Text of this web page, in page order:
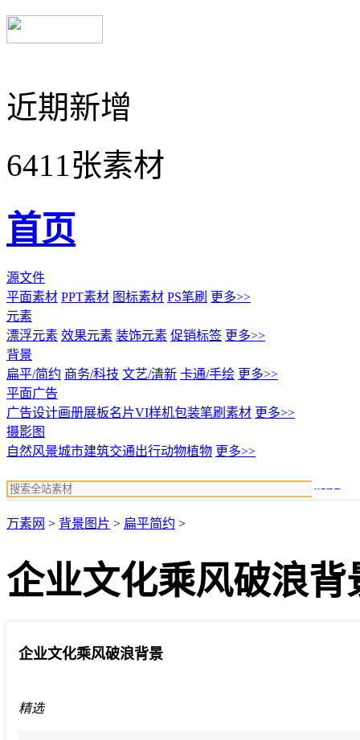
近期新增
6411张素材
首页
源文件
平面素材 PPT素材 图标素材 PS笔刷 更多>>
元素
漂浮元素 效果元素 装饰元素 促销标签 更多>>
背景
扁平/简约 商务/科技 文艺/清新 卡通/手绘 更多>>
平面广告
广告设计画册展板名片VI样机包装笔刷素材 更多>>
摄影图
自然风景城市建筑交通出行动物植物 更多>>
万素网 > 背景图片 > 扁平简约 >
企业文化乘风破浪背
企业文化乘风破浪背景
精选